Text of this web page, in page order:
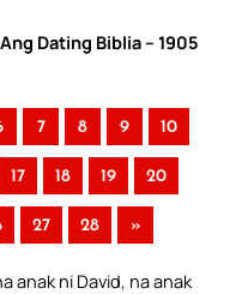
Dating Biblia – 1905
7 8 9 10
17 18 19 20
27 28 »
anak ni David, na anak